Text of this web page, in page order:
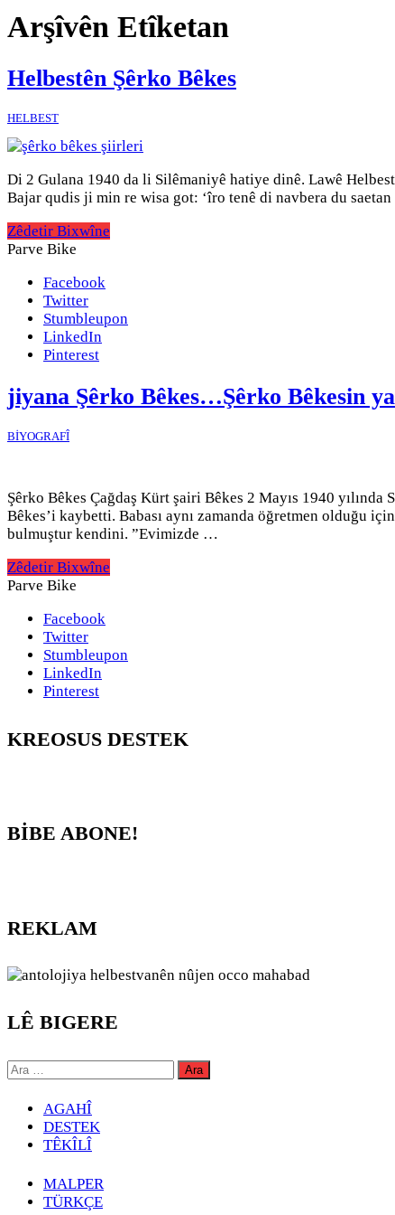
Arşîvên Etîketan
Helbestên Şêrko Bêkes
HELBEST
Di 2 Gulana 1940 da li Silêmaniyê hatiye dinê. Lawê
Bajar qudis ji min re wisa got: ‘îro tenê di navbera du
Zêdetir Bixwîne
Parve Bike
Facebook
Twitter
Stumbleupon
LinkedIn
Pinterest
jiyana Şêrko Bêkes…Şêrko Bêkesin
BİYOGRAFÎ
Şêrko Bêkes Çağdaş Kürt şairi Bêkes 2 Mayıs 1940
Bêkes’i kaybetti. Babası aynı zamanda öğretmen olduğu
bulmuştur kendini. ”Evimizde …
Zêdetir Bixwîne
Parve Bike
Facebook
Twitter
Stumbleupon
LinkedIn
Pinterest
KREOSUS DESTEK
BİBE ABONE!
REKLAM
LÊ BIGERE
Arama:
AGAHÎ
DESTEK
TÊKÎLÎ
MALPER
TÜRKÇE